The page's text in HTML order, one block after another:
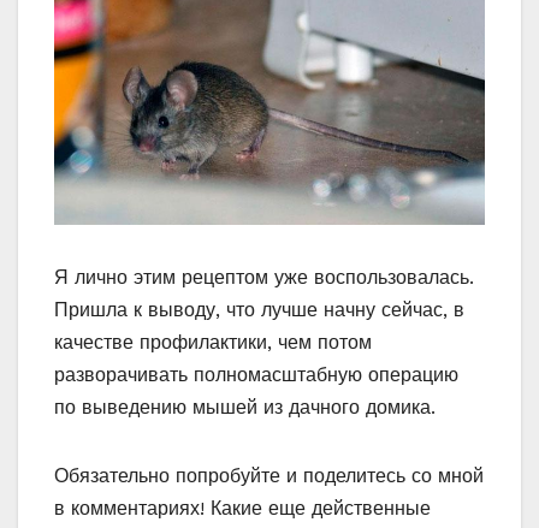
Я лично этим рецептом уже воспользовалась.
Пришла к выводу, что лучше начну сейчас, в
качестве профилактики, чем потом
разворачивать полномасштабную операцию
по выведению мышей из дачного домика.
Обязательно попробуйте и поделитесь со мной
в комментариях! Какие еще действенные